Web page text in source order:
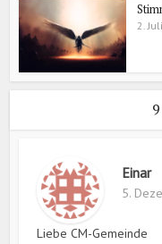
2.
Einar
5.
Liebe CM-Gemeinde